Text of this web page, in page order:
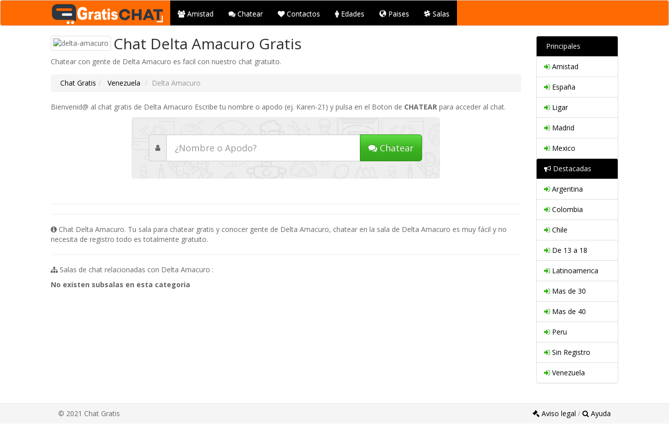
Amistad Chatear Contactos Edades Paises Salas
Chat Delta Amacuro Gratis
Chatear con gente de Delta Amacuro es facil con nuestro chat gratuito.
Chat Gratis Venezuela Delta Amacuro
Bienvenid@ al chat gratis de Delta Amacuro Escribe tu nombre o apodo (ej. Karen-21) y pulsa en el Boton de CHATEAR para acceder al chat.
Chatear
Chat Delta Amacuro. Tu sala para chatear gratis y conocer gente de Delta Amacuro, chatear en la sala de Delta Amacuro es muy fácil y no
necesita de registro todo es totalmente gratuito.
Salas de chat relacionadas con Delta Amacuro :
No existen subsalas en esta categoria
Principales
Amistad
España
Ligar
Madrid
Mexico
Destacadas
Argentina
Colombia
Chile
De 13 a 18
Latinoamerica
Mas de 30
Mas de 40
Peru
Sin Registro
Venezuela
© 2021 Chat Gratis Aviso legal / Ayuda